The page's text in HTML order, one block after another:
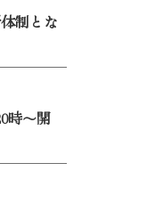
制とな
時〜開